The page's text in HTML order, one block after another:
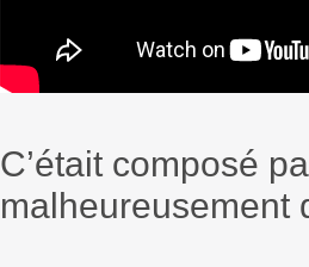
C’était composé
malheureusement